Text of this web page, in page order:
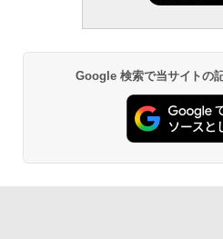
Google 検索で当サイトの